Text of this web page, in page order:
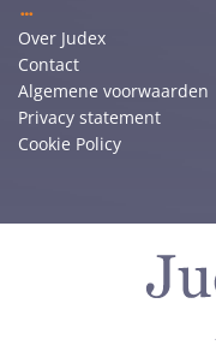
Over Judex
Contact
Algemene voorwaarden
Privacy statement
Cookie Policy